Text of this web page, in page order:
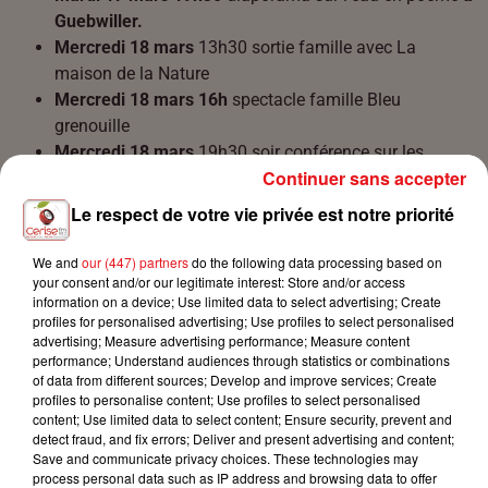
Guebwiller.
Mercredi 18 mars 13h30 sortie famille avec La
maison de la Nature
Mercredi 18 mars 16h spectacle famille Bleu
grenouille
Mercredi 18 mars19h30 soir conférence sur les
libellules avec l’association Buhl Environnement
Vendredi 20 mars
20h Concert avec notre marraine
Lily Jung avec projection nature,
aux Dominicains de
Haute Alsacesuivi d’un concert de Jérémy Nattagh
Samedi 21 mars14h Bain de forêt animé par les
coachs sylvatiques de la Nature au cœur
Samedi 21 mars 19h30Documentaire des Gardiennes
de la Pachamamaau cinéma de Guebwiller
Dimanche 22 mars14h Atelier de chant animé par Lily
Jung àla maison St Michel
Dimanche 22 mars17h30 Rituel de clôture artistique
du festival dans les jardins de lamaison St Michel
Le respect de votre vie privée est notre priorité
We and our (447) partnersdo the following data processing based on
your consent and/or our legitimate interest: Store and/or access
information on a device; Use limited data to select advertising; Create
profiles for personalised advertising; Use profiles to select personalised
advertising; Measure advertising performance; Measure content
performance; Understand audiences through statistics or combinations
of data from different sources; Develop and improve services; Create
profiles to personalise content; Use profiles to select personalised
content; Use limited data to select content; Ensure security, prevent and
detect fraud, and fix errors; Deliver and present advertising and content;
Save and communicate privacy choices. These technologies may
process personal data such as IP address and browsing data to offer
Continuer sans accepter